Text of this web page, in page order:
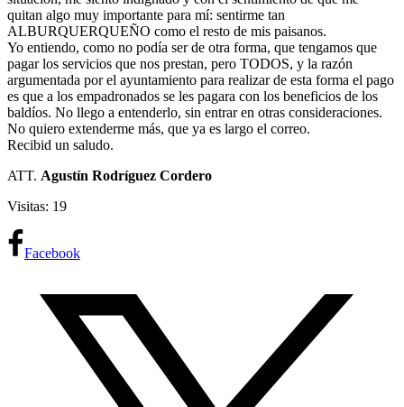
quitan algo muy importante para mí: sentirme tan
ALBURQUERQUEÑO como el resto de mis paisanos.
Yo entiendo, como no podía ser de otra forma, que tengamos que
pagar los servicios que nos prestan, pero TODOS, y la razón
argumentada por el ayuntamiento para realizar de esta forma el pago
es que a los empadronados se les pagara con los beneficios de los
baldíos. No llego a entenderlo, sin entrar en otras consideraciones.
No quiero extenderme más, que ya es largo el correo.
Recibid un saludo.
ATT. Agustín Rodríguez Cordero
Visitas: 19
Facebook